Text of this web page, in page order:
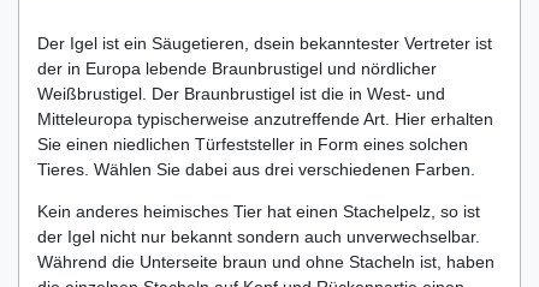
Der Igel ist ein Säugetieren, dsein bekanntester Vertreter ist
der in Europa lebende Braunbrustigel und nördlicher
Weißbrustigel. Der Braunbrustigel ist die in West- und
Mitteleuropa typischerweise anzutreffende Art. Hier erhalten
Sie einen niedlichen Türfeststeller in Form eines solchen
Tieres. Wählen Sie dabei aus drei verschiedenen Farben.
Kein anderes heimisches Tier hat einen Stachelpelz, so ist
der Igel nicht nur bekannt sondern auch unverwechselbar.
Während die Unterseite braun und ohne Stacheln ist, haben